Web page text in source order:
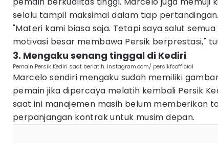
selalu tampil maksimal dalam tiap pertandingan.
"Materi kami biasa saja. Tetapi saya salut
motivasi besar membawa Persik berprestasi,"
3. Mengaku senang tinggal di Kediri
Pemain Persik Kediri saat berlatih. Instagram.com/ persikfcofficial
Marcelo sendiri mengaku sudah memiliki
pemain jika dipercaya melatih kembali Persik
saat ini manajemen masih belum memberikan
perpanjangan kontrak untuk musim depan.